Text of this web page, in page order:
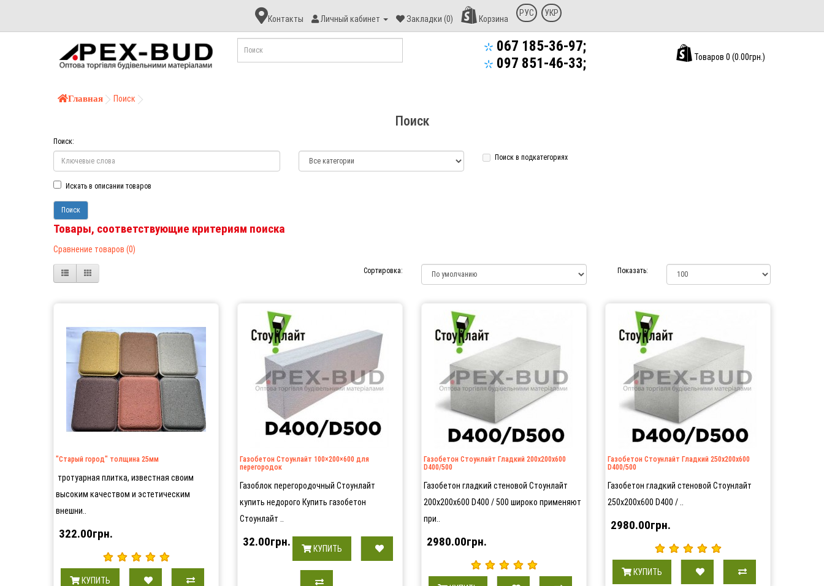
Контакт
Апекс-
Буд
Контакты Личный кабинет Закладки (0) Корзина
РУС УКР
067 185-36-97;
097 851-46-33;
Товаров 0 (0.00грн.)
Главная Поиск
Поиск
Поиск:
Поиск в подкатегориях
Искать в описании товаров
Товары, соответствующие критериям поиска
Сравнение товаров (0)
Сортировка: Показать:
"Старый город" толщина 25мм
тротуарная плитка, известная своим
высоким качеством и эстетическим
внешни..
322.00грн.
КУПИТЬ
Газобетон Стоунлайт 100×200×600 для
перегородок
Газоблок перегородочный Стоунлайт
купить недорого Купить газобетон
Стоунлайт ..
32.00грн. КУПИТЬ
Газобетон Стоунлайт Гладкий 200х200х600
D400/500
Газобетон гладкий стеновой Стоунлайт
200х200х600 D400 / 500 широко применяют
при..
2980.00грн.
Газобетон Стоунлайт Гладкий 250х200х600
D400/500
Газобетон гладкий стеновой Стоунлайт
250х200х600 D400 / ..
2980.00грн.
КУПИТЬ